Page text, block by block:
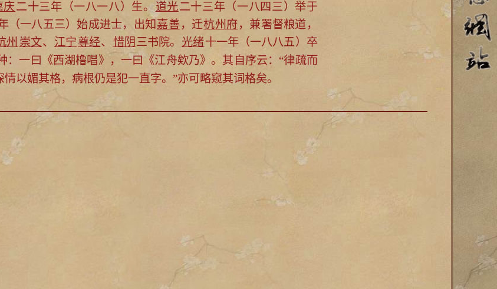
庆二十三年（一八一八）生。道光二十三年（一八四三）举于
（一八五三）始成进士，出知 嘉善 ，迁杭州府，兼署督粮道，
州 崇文、 江宁尊经、 惜阴 三书院。 光绪十一年（一八八五）卒
：一曰《西湖橹唱》，一曰《江舟欸乃》。其自序云：“律疏而
以媚其格，病根仍是犯一直字。 ”亦可略窥其词格矣。